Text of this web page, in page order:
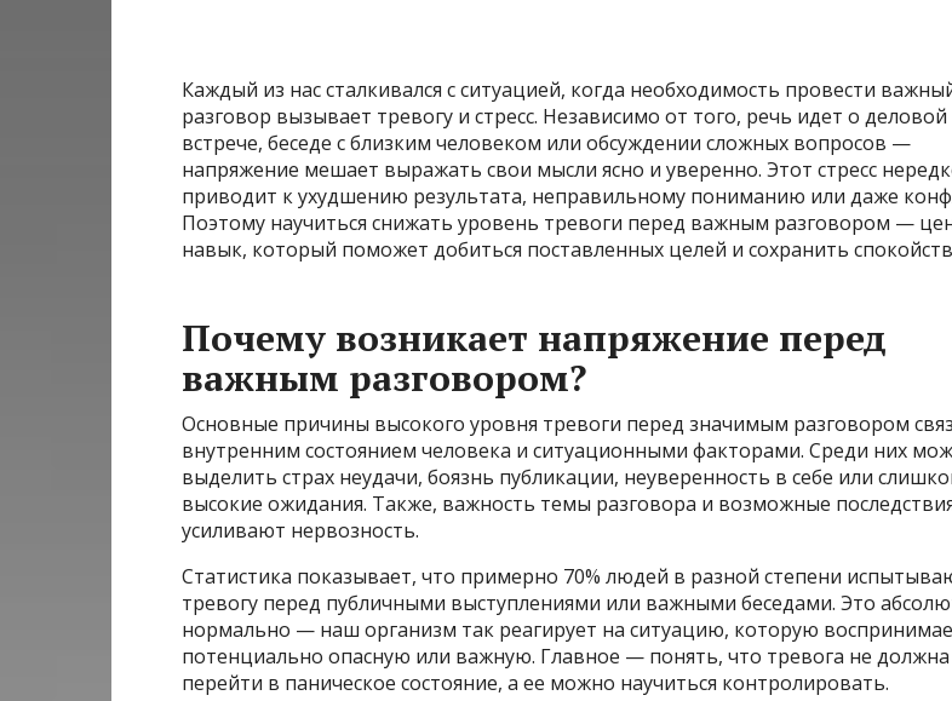
Каждый из нас сталкивался с ситуацией, когда необходимость провести
разговор вызывает тревогу и стресс. Независимо от того, речь идет о деловой
встрече, беседе с близким человеком или обсуждении сложных вопросов —
напряжение мешает выражать свои мысли ясно и уверенно. Этот стресс
приводит к ухудшению результата, неправильному пониманию или даже
Поэтому научиться снижать уровень тревоги перед важным разговором —
навык, который поможет добиться поставленных целей и сохранить
Почему возникает напряжение перед
важным разговором?
Основные причины высокого уровня тревоги перед значимым разговором
внутренним состоянием человека и ситуационными факторами. Среди них
выделить страх неудачи, боязнь публикации, неуверенность в себе или
высокие ожидания. Также, важность темы разговора и возможные
усиливают нервозность.
Статистика показывает, что примерно 70% людей в разной степени
тревогу перед публичными выступлениями или важными беседами. Это
нормально — наш организм так реагирует на ситуацию, которую
потенциально опасную или важную. Главное — понять, что тревога не должна
перейти в паническое состояние, а ее можно научиться контролировать.